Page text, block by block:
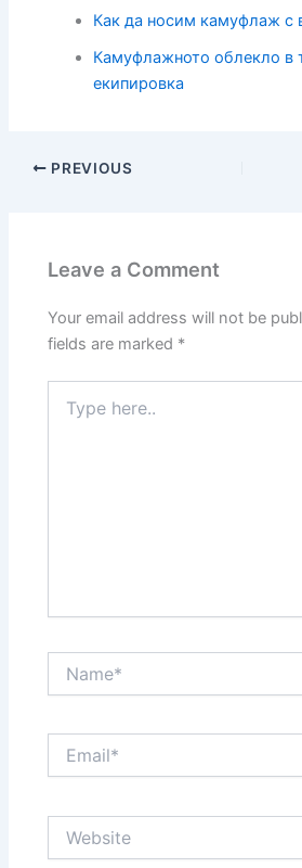
Как да носим камуфлаж с
Камуфлажното облекло в
екипировка
PREVIOUS
Leave a Comment
Your email address will not be
fields are marked *
here..